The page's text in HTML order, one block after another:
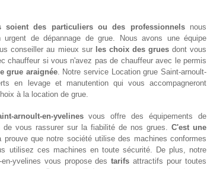
soient des particuliers ou des professionnelsnous
de dépannage de grue. Nous avons une équipe
conseiller au mieux sur les choix des gruesdont vous
chauffeur si vous n'avez pas de chauffeur avec le permis
grue araignée. Notre service Location grue Saint-arnoult-
en levage et manutention qui vous accompagneront
à la location de grue.
arnoult-en-yvelinesvous offre des équipements de
vous rassurer sur la fiabilité de nos grues. C'est une
prouve que notre société utilise des machines conformes
utilisez ces machines en toute sécurité. De plus, notre
en-yvelines vous propose destarifs attractifs pour toutes